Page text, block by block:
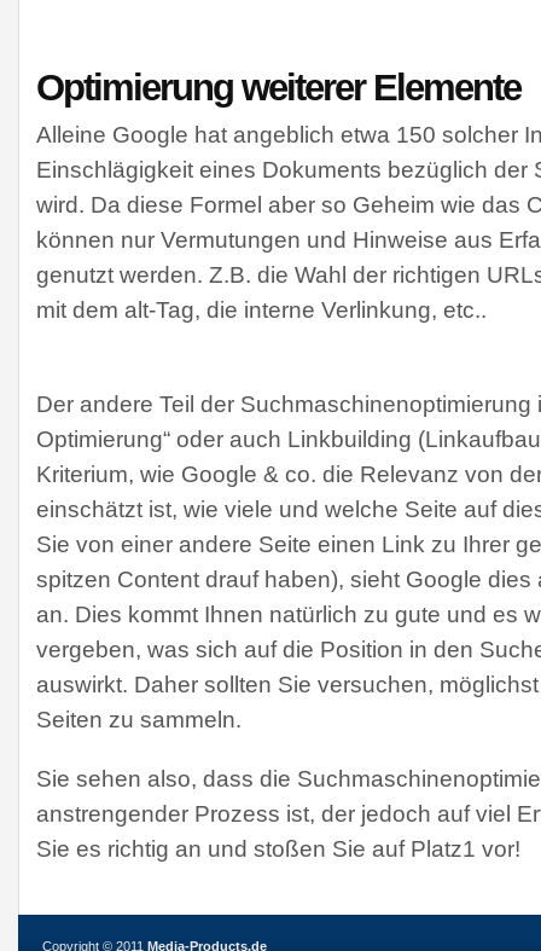
Optimierung weiterer Elemente
Alleine Google hat angeblich etwa 150 solcher
Einschlägigkeit eines Dokuments bezüglich der
wird. Da diese Formel aber so Geheim wie das
können nur Vermutungen und Hinweise aus
genutzt werden. Z.B. die Wahl der richtigen
mit dem alt-Tag, die interne Verlinkung, etc..
Der andere Teil der Suchmaschinenoptimierung
Optimierung“ oder auch Linkbuilding
Kriterium, wie Google & co. die Relevanz von
einschätzt ist, wie viele und welche Seite auf
Sie von einer andere Seite einen Link zu Ihrer
spitzen Content drauf haben), sieht Google dies
an. Dies kommt Ihnen natürlich zu gute und es
vergeben, was sich auf die Position in den
auswirkt. Daher sollten Sie versuchen,
Seiten zu sammeln.
Sie sehen also, dass die
anstrengender Prozess ist, der jedoch auf viel
Sie es richtig an und stoßen Sie auf Platz1 vor!
Copyright © 2011 Media-Products.de